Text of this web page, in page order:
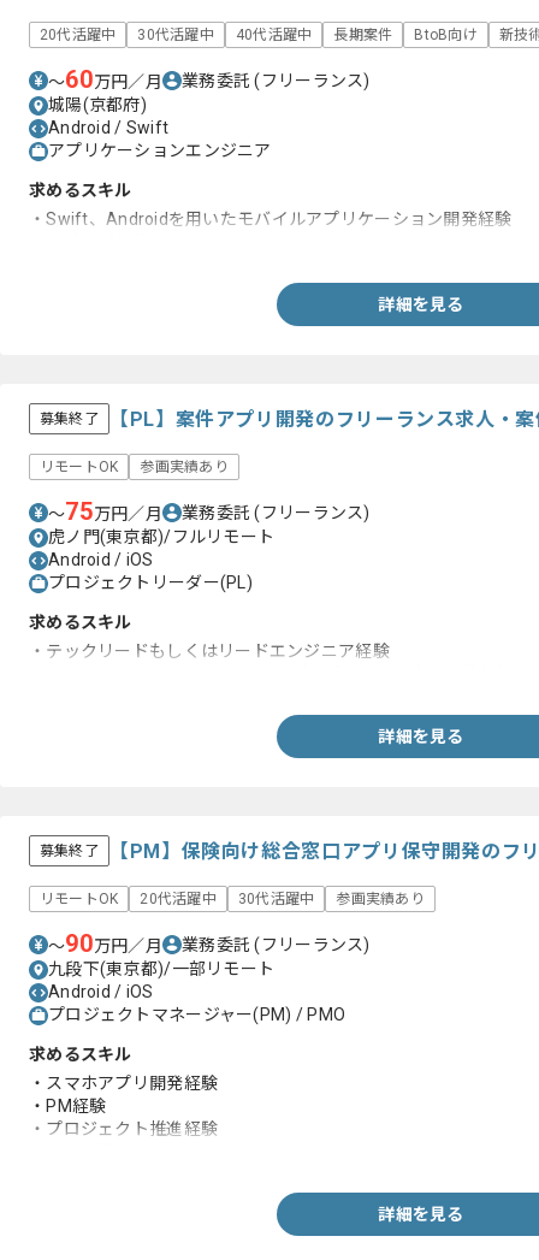
20代活躍中 30代活躍中 40代活躍中 長期案件 BtoB向け 新技
〜60万円／月 業務委託(フリーランス)
城陽(京都府)
Android / Swift
アプリケーションエンジニア
求めるスキル
・Swift、Androidを用いたモバイルアプリケーション開発経験
詳細を見る
募集終了 【PL】案件アプリ開発のフリーランス求人・
リモートOK 参画実績あり
〜75万円／月 業務委託(フリーランス)
虎ノ門(東京都)/フルリモート
Android / iOS
プロジェクトリーダー(PL)
求めるスキル
・テックリードもしくはリードエンジニア経験
詳細を見る
募集終了 【PM】保険向け総合窓口アプリ保守開発のフ
リモートOK 20代活躍中 30代活躍中 参画実績あり
〜90万円／月 業務委託(フリーランス)
九段下(東京都)/一部リモート
Android / iOS
プロジェクトマネージャー(PM) / PMO
求めるスキル
・スマホアプリ開発経験
・PM経験
・プロジェクト推進経験
詳細を見る